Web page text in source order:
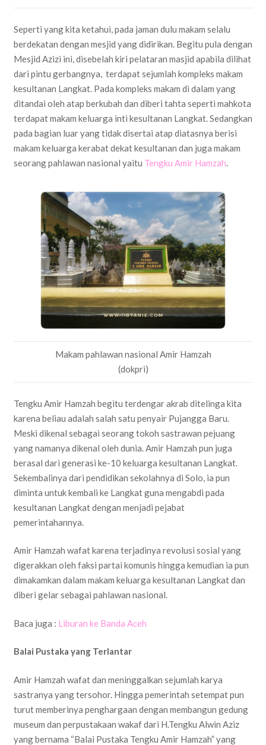
Seperti yang kita ketahui, pada jaman dulu makam selalu
berdekatan dengan mesjid yang didirikan. Begitu pula dengan
Mesjid Azizi ini, disebelah kiri pelataran masjid apabila dilihat
dari pintu gerbangnya, terdapat sejumlah kompleks makam
kesultanan Langkat. Pada kompleks makam di dalam yang
ditandai oleh atap berkubah dan diberi tahta seperti mahkota
terdapat makam keluarga inti kesultanan Langkat. Sedangkan
pada bagian luar yang tidak disertai atap diatasnya berisi
makam keluarga kerabat dekat kesultanan dan juga makam
seorang pahlawan nasional yaitu Tengku Amir Hamzah
Makam pahlawan nasional Amir Hamzah
(dokpri)
Tengku Amir Hamzah begitu terdengar akrab ditelinga kita
karena beliau adalah salah satu penyair Pujangga Baru.
Meski dikenal sebagai seorang tokoh sastrawan pejuang
yang namanya dikenal oleh dunia. Amir Hamzah pun juga
berasal dari generasi ke-10 keluarga kesultanan Langkat.
Sekembalinya dari pendidikan sekolahnya di Solo, ia pun
diminta untuk kembali ke Langkat guna mengabdi pada
kesultanan Langkat dengan menjadi pejabat
pemerintahannya.
Amir Hamzah wafat karena terjadinya revolusi sosial yang
digerakkan oleh faksi partai komunis hingga kemudian ia pun
dimakamkan dalam makam keluarga kesultanan Langkat dan
diberi gelar sebagai pahlawan nasional.
Baca juga : Liburan ke Banda Aceh
Balai Pustaka yang Terlantar
Amir Hamzah wafat dan meninggalkan sejumlah karya
sastranya yang tersohor. Hingga pemerintah setempat pun
turut memberinya penghargaan dengan membangun gedung
museum dan perpustakaan wakaf dari H.Tengku Alwin Aziz
yang bernama “Balai Pustaka Tengku Amir Hamzah” yang